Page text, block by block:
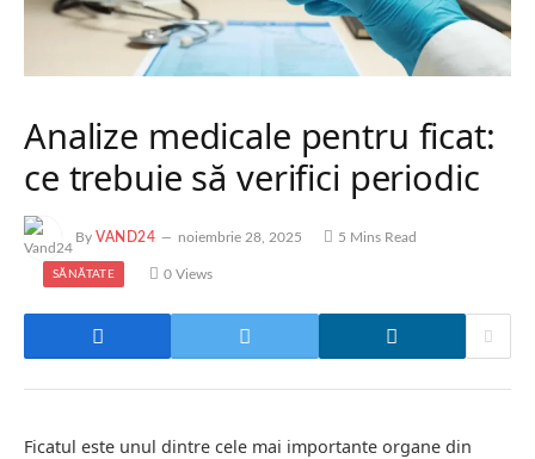
Analize medicale pentru ficat:
ce trebuie să verifici periodic
By VAND24 noiembrie 28, 2025 5 Mins Read
SĂNĂTATE 0Views
Ficatul este unul dintre cele mai importante organe din